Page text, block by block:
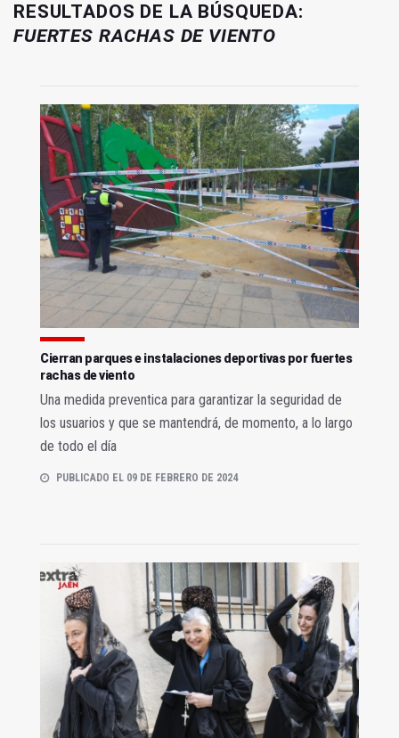
RESULTADOS DE LA BÚSQUEDA:
FUERTES RACHAS DE VIENTO
Cierran parques e instalaciones deportivas por fuertes
rachas de viento
Una medida preventica para garantizar la seguridad de
los usuarios y que se mantendrá, de momento, a lo largo
de todo el día
PUBLICADO EL 09 DE FEBRERO DE 2024